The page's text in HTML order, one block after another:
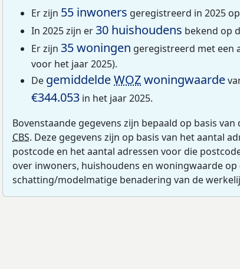
Er zijn 55 inwoners geregistreerd in 2025 op
In 2025 zijn er 30 huishoudens bekend op
Er zijn 35 woningen geregistreerd met een
voor het jaar 2025).
De gemiddeldeWOZwoningwaarde
€344.053 in het jaar 2025.
Bovenstaande gegevens zijn bepaald op basis
CBS. Deze gegevens zijn op basis van het aantal
postcode en het aantal adressen voor die
over inwoners, huishoudens en woningwaarde
schatting/modelmatige benadering van de